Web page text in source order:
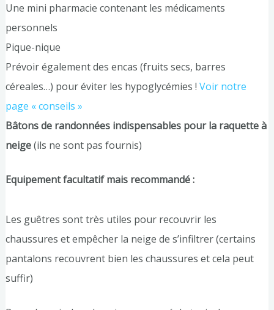
Une mini pharmacie contenant les médicaments
personnels
Pique-nique
Prévoir également des encas (fruits secs, barres
céreales…) pour éviter les hypoglycémies ! Voir notre
page « conseils »
Bâtons de randonnées indispensables pour la raquette à
neige(ils ne sont pas fournis)
Equipement facultatif mais recommandé :
Les guêtres sont très utiles pour recouvrir les
chaussures et empêcher la neige de s’infiltrer (certains
pantalons recouvrent bien les chaussures et cela peut
suffir)